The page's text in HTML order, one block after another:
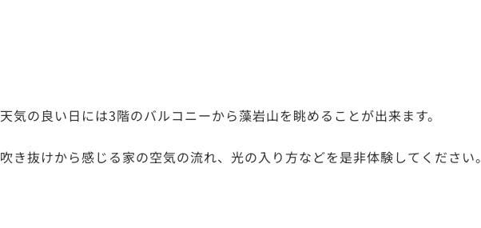
天気の良い日には3階のバルコニーから藻岩山を眺めることが出来ます。
吹き抜けから感じる家の空気の流れ、光の入り方などを是非体験してください。